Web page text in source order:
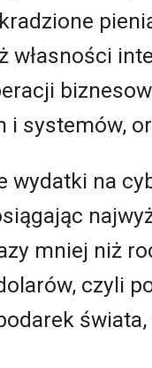
i systemów,
wydatki na
mniej niż
czyli